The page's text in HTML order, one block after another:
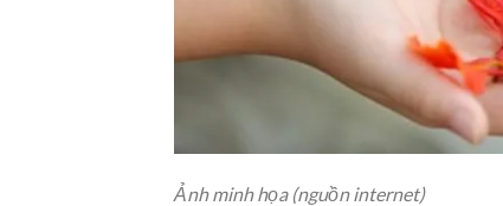
Ảnh minh họa (nguồn internet)